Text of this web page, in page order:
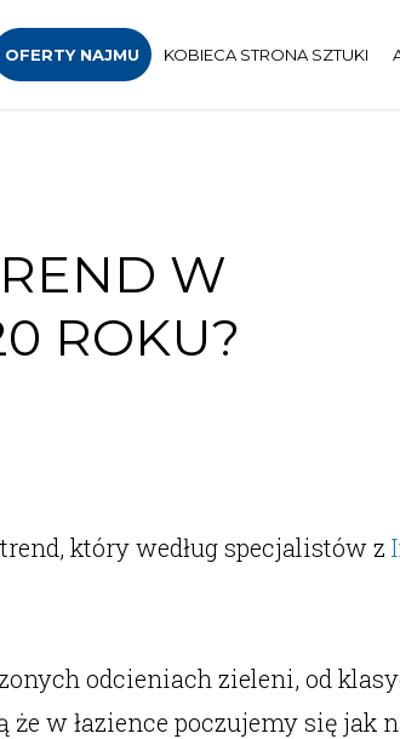
OFERTY NAJMU KOBIECA STRONA SZTUKI
W
ROKU?
który według specjalistów z
odcieniach zieleni, od
w łazience poczujemy się jak